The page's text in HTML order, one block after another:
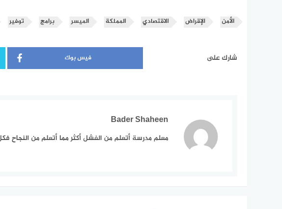
الأمن الإقراض الاقتصادي المملكة الميسر برامج توفير
شارك على فيس بوك
Bader Shaheen
معلم مدرسة أتعلم من الفشل أكثر مما أتعلم من